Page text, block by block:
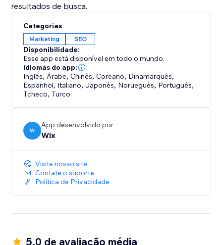
resultados de busca.
Categorias
Marketing SEO
Disponibilidade:
Esse app está disponível em todo o mundo.
Idiomas do app:
Inglês, Árabe,Chinês,Coreano, Dinamarquês,
Espanhol, Italiano, Japonês, Norueguês, Português,
Tcheco,Turco
W
App desenvolvido por
Wix
Visite nosso site
Contate o suporte
Política de Privacidade
5.0 de avaliação média